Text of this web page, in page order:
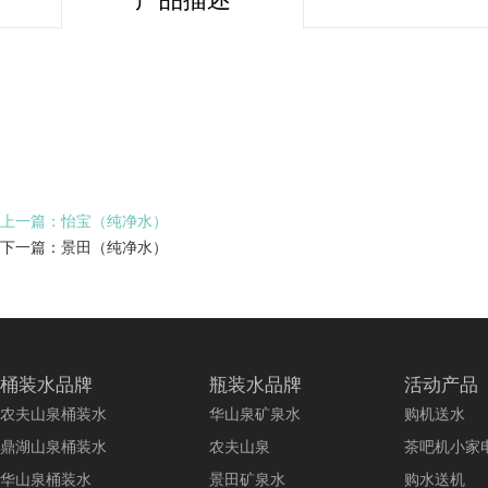
上一篇：怡宝（纯净水）
下一篇：景田（纯净水）
桶装水品牌
农夫山泉桶装水
鼎湖山泉桶装水
华山泉桶装水
瓶装水品牌
华山泉矿泉水
农夫山泉
景田矿泉水
活动产品
购机送水
茶吧机小家
购水送机